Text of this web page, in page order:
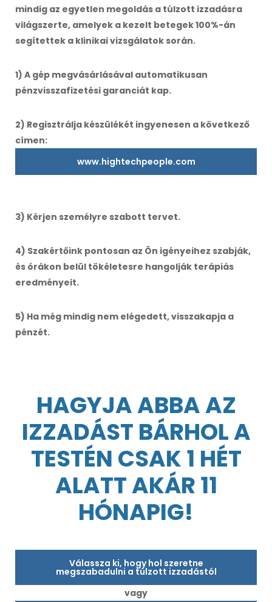
mindig az egyetlen megoldás a túlzott izzadásra
világszerte, amelyek a kezelt betegek 100%-án
segítettek a klinikai vizsgálatok során.
1) A gép megvásárlásával automatikusan
pénzvisszafizetési garanciát kap.
2) Regisztrálja készülékét ingyenesen a következő
címen:
www.hightechpeople.com
3) Kérjen személyre szabott tervet.
4) Szakértőink pontosan az Ön igényeihez szabják,
és órákon belül tökéletesre hangolják terápiás
eredményeit.
5) Ha még mindig nem elégedett, visszakapja a
pénzét.
HAGYJA ABBA AZ
IZZADÁST BÁRHOL A
TESTÉN CSAK 1 HÉT
ALATT AKÁR 11
HÓNAPIG!
Válassza ki, hogy hol szeretne
megszabadulni a túlzott izzadástól
vagy